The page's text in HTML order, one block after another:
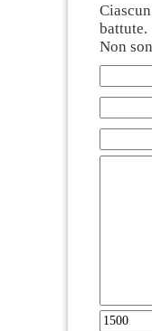
battute.
Non